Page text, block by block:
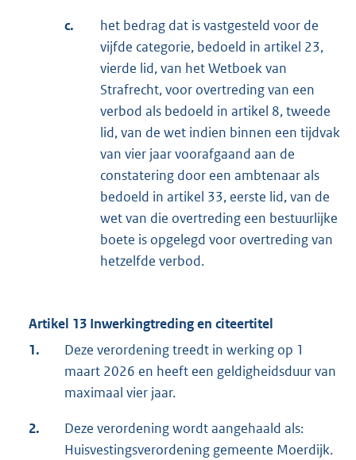
c.
het bedrag dat is vastgesteld voor de
vijfde categorie, bedoeld in artikel 23,
vierde lid, van het Wetboek van
Strafrecht, voor overtreding van een
verbod als bedoeld in artikel 8, tweede
lid, van de wet indien binnen een tijdvak
van vier jaar voorafgaand aan de
constatering door een ambtenaar als
bedoeld in artikel 33, eerste lid, van de
wet van die overtreding een bestuurlijke
boete is opgelegd voor overtreding van
hetzelfde verbod.
Artikel 13 Inwerkingtreding en citeertitel
1.
Deze verordening treedt in werking op 1
maart 2026 en heeft een geldigheidsduur van
maximaal vier jaar.
2.
Deze verordening wordt aangehaald als:
Huisvestingsverordening gemeente Moerdijk.